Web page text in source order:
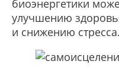
биоэнергетики
улучшению
и снижению стресса.